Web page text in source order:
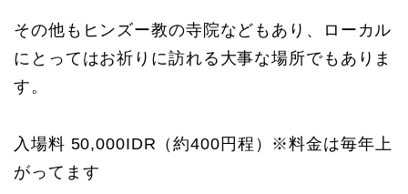
その他もヒンズー教の寺院などもあり、ローカル
にとってはお祈りに訪れる大事な場所でもありま
す。
入場料 50,000IDR（約400円程）※料金は毎年上
がってます